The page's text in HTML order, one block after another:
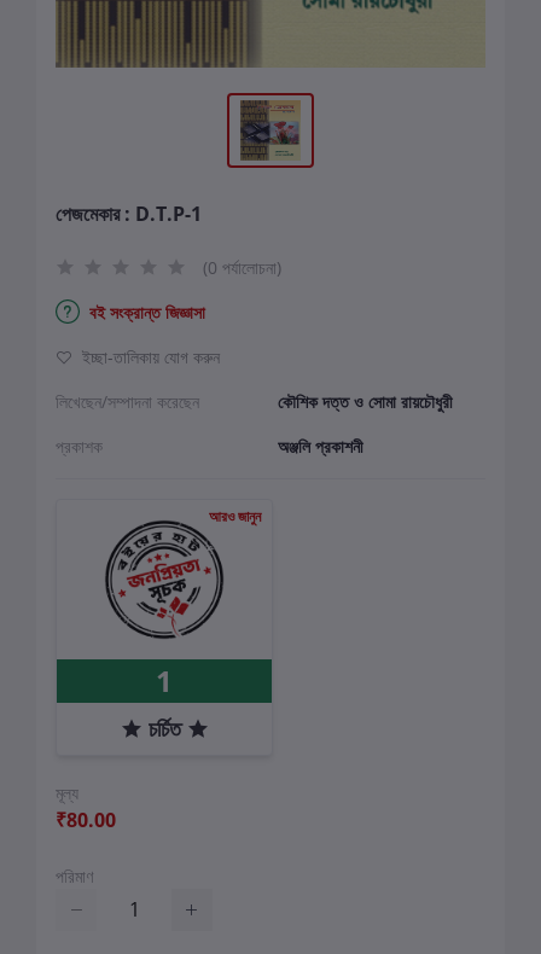
পেজমেকার : D.T.P-1
(0 পর্যালোচনা)
বই সংক্রান্ত জিজ্ঞাসা
ইচ্ছা-তালিকায় যোগ করুন
লিখেছেন/সম্পাদনা করেছেন
কৌশিক দত্ত ও সোমা রায়চৌধুরী
প্রকাশক
অঞ্জলি প্রকাশনী
আরও জানুন
1
চর্চিত
মূল্য
₹80.00
পরিমাণ